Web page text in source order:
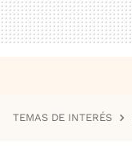
TEMAS DE INTERÉS